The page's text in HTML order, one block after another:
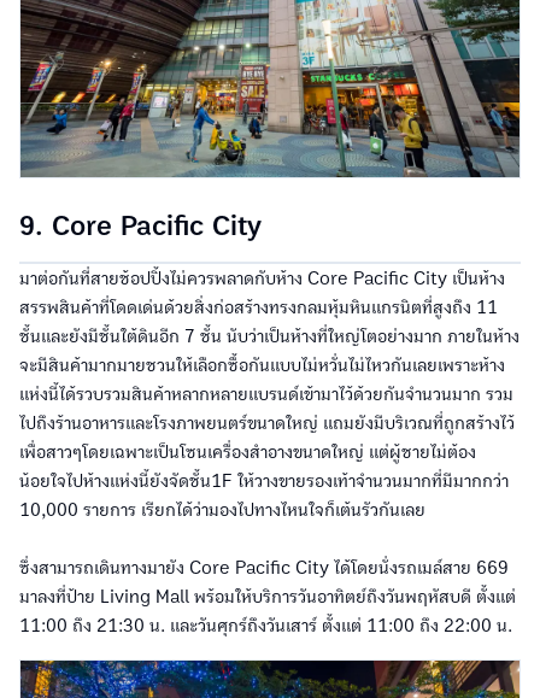
9. Core Pacific City
มาต่อกันที่สายช้อปปิ้งไม่ควรพลาดกับห้าง Core Pacific City เป็นห้าง
สรรพสินค้าที่โดดเด่นด้วยสิ่งก่อสร้างทรงกลมหุ้มหินแกรนิตที่สูงถึง 11
ชั้นและยังมีชั้นใต้ดินอีก 7 ชั้น นับว่าเป็นห้างที่ใหญ่โตอย่างมาก ภายในห้าง
จะมีสินค้ามากมายชวนให้เลือกซื้อกันแบบไม่หวั่นไม่ไหวกันเลยเพราะห้าง
แห่งนี้ได้รวบรวมสินค้าหลากหลายแบรนด์เข้ามาไว้ด้วยกันจำนวนมาก รวม
ไปถึงร้านอาหารและโรงภาพยนตร์ขนาดใหญ่ แถมยังมีบริเวณที่ถูกสร้างไว้
เพื่อสาวๆโดยเฉพาะเป็นโซนเครื่องสำอางขนาดใหญ่ แต่ผู้ชายไม่ต้อง
น้อยใจไปห้างแห่งนี้ยังจัดชั้น1F ให้วางขายรองเท้าจำนวนมากที่มีมากกว่า
10,000 รายการ เรียกได้ว่ามองไปทางไหนใจก็เต้นรัวกันเลย
ซึ่งสามารถเดินทางมายัง Core Pacific City ได้โดยนั่งรถเมล์สาย 669
มาลงที่ป้าย Living Mall พร้อมให้บริการวันอาทิตย์ถึงวันพฤหัสบดี ตั้งแต่
11:00 ถึง 21:30 น. และวันศุกร์ถึงวันเสาร์ ตั้งแต่ 11:00 ถึง 22:00 น.